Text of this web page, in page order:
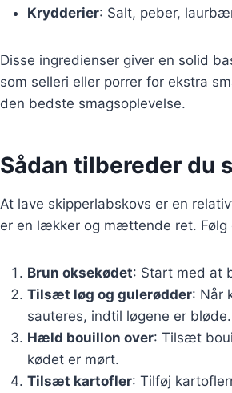
Krydderier: Salt, peber,
Disse ingredienser giver en solid
som selleri eller porrer for ekstra
den bedste smagsoplevelse.
Sådan tilbereder du
At lave skipperlabskovs er en
er en lækker og mættende ret. Følg
Brun oksekødet: Start med at
Tilsæt løg og gulerødder: Når
sauteres, indtil løgene er bløde.
Hæld bouillon over: Tilsæt
kødet er mørt.
Tilsæt kartofler: Tilføj